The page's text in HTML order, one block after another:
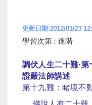
更新日期:2012/01/23
學習次第 : 進階
調伏人生二十難·第
證嚴法師講述
第十九難：睹境不